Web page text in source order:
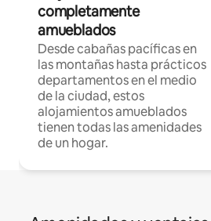
completamente
amueblados
Desde cabañas pacíficas en
las montañas hasta prácticos
departamentos en el medio
de la ciudad, estos
alojamientos amueblados
tienen todas las amenidades
de un hogar.